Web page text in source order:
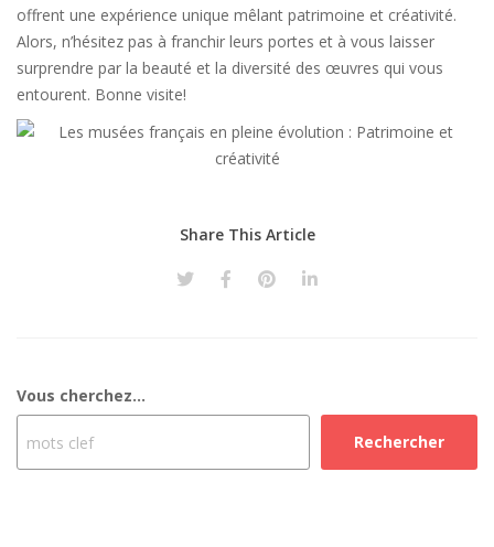
offrent une expérience unique mêlant patrimoine et créativité.
Alors, n’hésitez pas à franchir leurs portes et à vous laisser
surprendre par la beauté et la diversité des œuvres qui vous
entourent. Bonne visite!
Share This Article
Vous cherchez...
Rechercher